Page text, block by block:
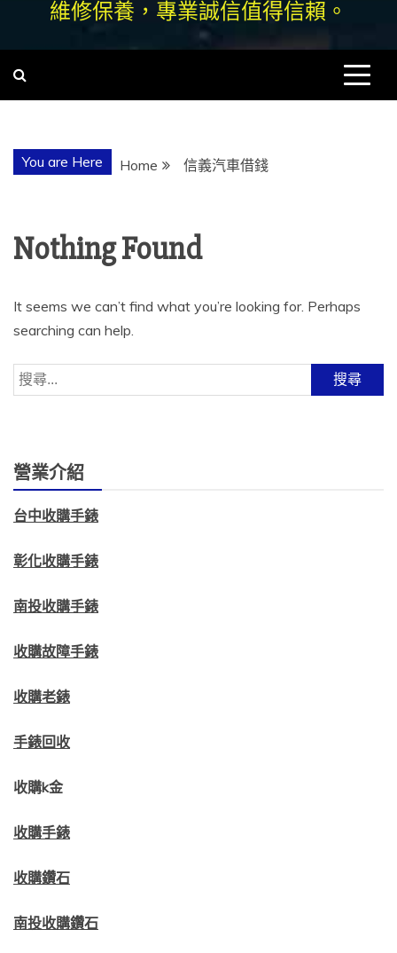
維修保養，專業誠信值得信賴。
You are Here Home 信義汽車借錢
Nothing Found
It seems we can’t find what you’re looking for. Perhaps
searching can help.
搜
尋
字:
營業介紹
台中收購手錶
彰化收購手錶
南投收購手錶
收購故障手錶
收購老錶
手錶回收
收購k金
收購手錶
收購鑽石
南投收購鑽石